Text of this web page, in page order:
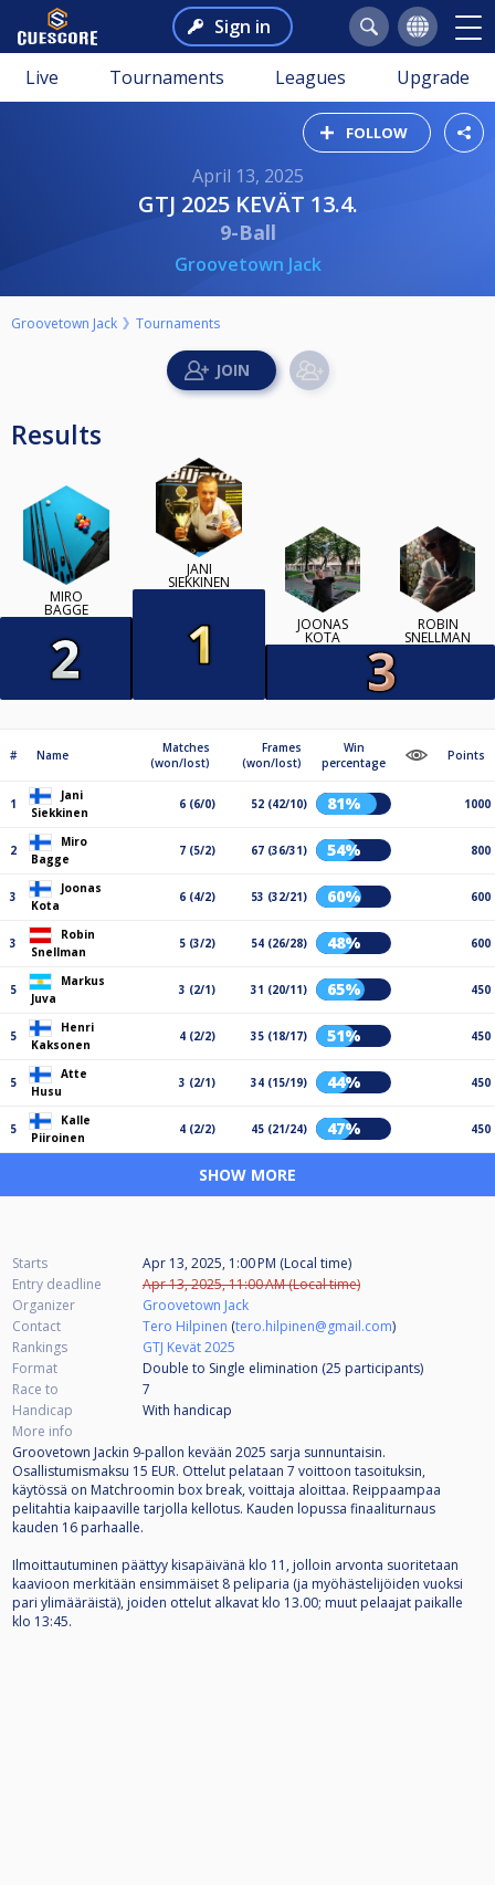
Sign in
Live Tournaments Leagues Upgrade
FOLLOW
April 13, 2025
GTJ 2025 KEVÄT 13.4.
9-Ball
Groovetown Jack
Groovetown Jack Tournaments
Results
MIRO
BAGGE
JANI
SIEKKINEN
JOONAS
KOTA
ROBIN
SNELLMAN
# Name
Matches
(won/lost)
Frames
(won/lost)
Win
percentage
Points
1
Jani
Siekkinen
6 (6/0) 52 (42/10) 81% 1000
2
Miro
Bagge
7 (5/2) 67 (36/31) 54% 800
3
Joonas
Kota
6 (4/2) 53 (32/21) 60% 600
3
Robin
Snellman
5 (3/2) 54 (26/28) 48% 600
5
Markus
Juva
3 (2/1) 31 (20/11) 65% 450
5
Henri
Kaksonen
4 (2/2) 35 (18/17) 51% 450
5
Atte
Husu
3 (2/1) 34 (15/19) 44% 450
5
Kalle
Piiroinen
4 (2/2) 45 (21/24) 47% 450
SHOW MORE
Starts
Apr 13, 2025, 1:00 PM (Local time)
Entry deadline
Apr 13, 2025, 11:00 AM (Local time)
Organizer
Groovetown Jack
Contact
Tero Hilpinen (tero.hilpinen@gmail.com)
Rankings
GTJ Kevät 2025
Format
Double to Single elimination (25 participants)
Race to
7
Handicap
With handicap
More info
Groovetown Jackin 9-pallon kevään 2025 sarja sunnuntaisin.
Osallistumismaksu 15 EUR. Ottelut pelataan 7 voittoon tasoituksin,
käytössä on Matchroomin box break, voittaja aloittaa. Reippaampaa
pelitahtia kaipaaville tarjolla kellotus. Kauden lopussa finaaliturnaus
kauden 16 parhaalle.
Ilmoittautuminen päättyy kisapäivänä klo 11, jolloin arvonta suoritetaan
kaavioon merkitään ensimmäiset 8 peliparia (ja myöhästelijöiden vuoksi
pari ylimääräistä), joiden ottelut alkavat klo 13.00; muut pelaajat paikalle
klo 13:45.